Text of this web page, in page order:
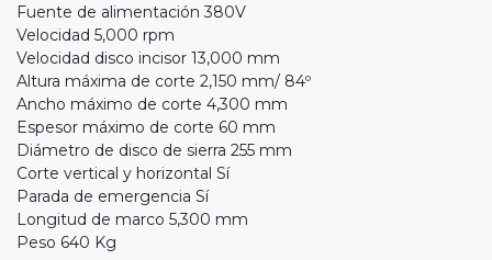
Fuente de alimentación 380V
Velocidad 5,000 rpm
Velocidad disco incisor 13,000 mm
Altura máxima de corte 2,150 mm/ 84º
Ancho máximo de corte 4,300 mm
Espesor máximo de corte 60 mm
Diámetro de disco de sierra 255 mm
Corte vertical y horizontal Sí
Parada de emergencia Sí
Longitud de marco 5,300 mm
Peso 640 Kg